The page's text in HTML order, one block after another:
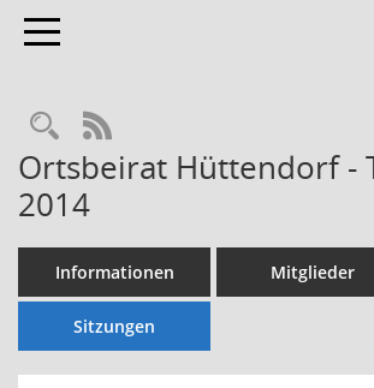
Toggle navigation
Rechercheauswahl
RSS-Feed
Ortsbeirat Hüttendorf -
2014
Informationen Mitglieder
Sitzungen